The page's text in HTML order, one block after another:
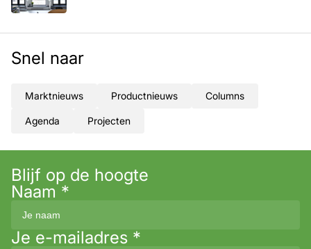
Snel naar
Marktnieuws Productnieuws Columns
Agenda Projecten
Blijf op de hoogte
Naam *
Je e-mailadres *